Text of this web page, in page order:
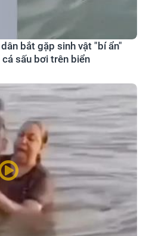
bắt gặp sinh vật "bí ẩn"
sấu bơi trên biển